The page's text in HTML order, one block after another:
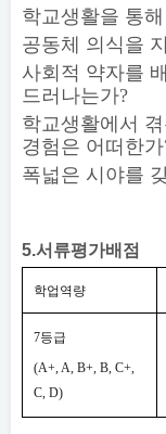
학교생활을 통
공동체 의식을
사회적 약자를
드러나는가?
학교생활에서
경험은 어떠한가
폭넓은 시야를
5.서류평가배점
학업역량
7등급
(A+, A, B+, B, C+,
C, D)